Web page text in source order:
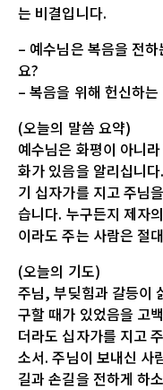
는 비결입니다.
– 예수님은 복음을 전
요?
– 복음을 위해 헌신하
(오늘의 말씀 요약)
예수님은 화평이 아니
화가 있음을 알리십니
기 십자가를 지고 주님
습니다. 누구든지 제자
이라도 주는 사람은 절
(오늘의 기도)
주님, 부딪힘과 갈등이
구할 때가 있었음을 고
더라도 십자가를 지고
소서. 주님이 보내신 사
길과 손길을 전하게 하